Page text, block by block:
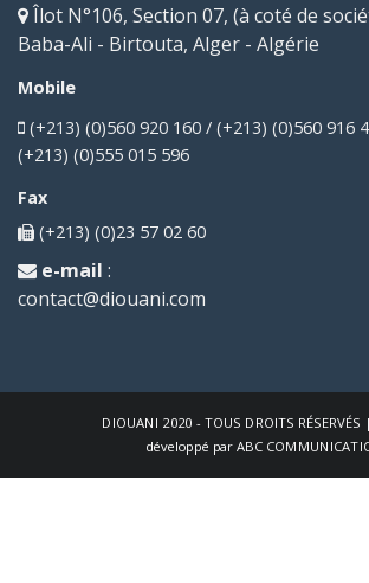
Îlot N°106, Section 07, (à coté de
Baba-Ali - Birtouta, Alger - Algérie
Mobile
(+213) (0)560 920 160 / (+213) (0)560 916
(+213) (0)555 015 596
Fax
(+213) (0)23 57 02 60
e-mail :
contact@diouani.com
DIOUANI 2020 - TOUS DROITS
développé par ABC